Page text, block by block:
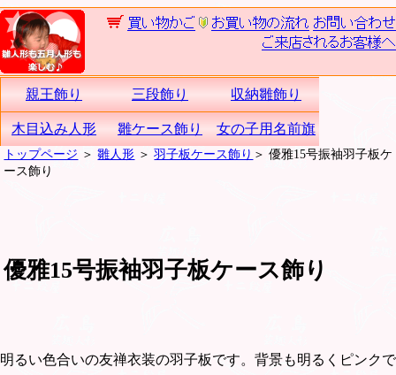
親王飾り 三段飾り 収納雛飾り
木目込み人形 雛ケース飾り 女の子用名前旗
トップページ ＞雛人形 ＞羽子板ケース飾り ＞ 優雅15号振袖羽子板ケ
ース飾り
優雅15号振袖羽子板ケース飾り
明るい色合いの友禅衣装の羽子板です。背景も明るくピンクで